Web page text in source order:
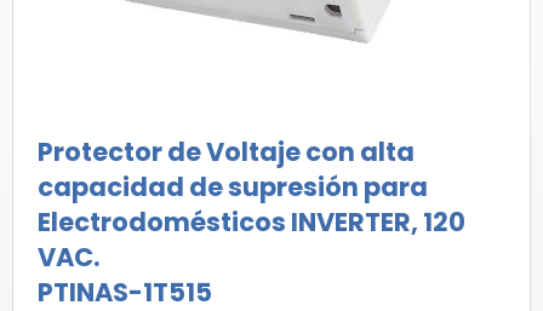
Protector de Voltaje con alta
capacidad de supresión para
Electrodomésticos INVERTER, 120
VAC.
PTINAS-1T515